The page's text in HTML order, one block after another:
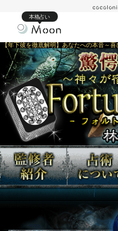
本格占い
【年下彼を徹底解明】あなたへの本音～